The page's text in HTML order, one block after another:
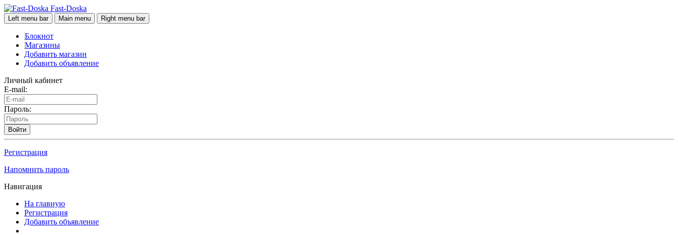
Fast-Doska
Left menu bar Main menu Right menu bar
Блокнот
Магазины
Добавить магазин
Добавить объявление
Личный кабинет
E-mail:
Пароль:
Войти
Регистрация
Напомнить пароль
Навигация
На главную
Регистрация
Добавить объявление